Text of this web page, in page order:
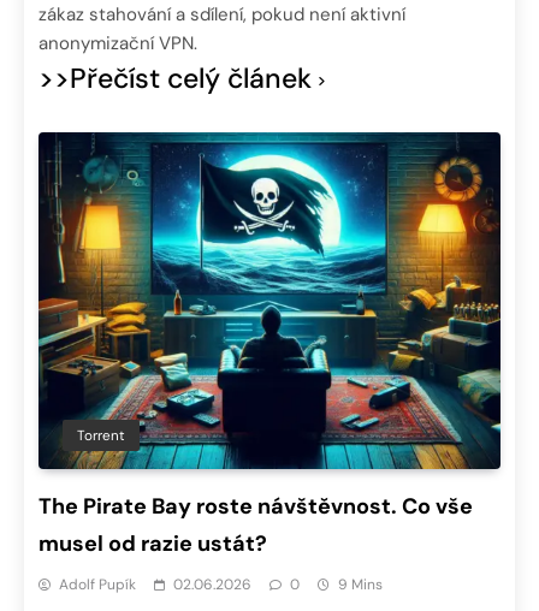
zákaz stahování a sdílení, pokud není aktivní
anonymizační VPN.
>>Přečíst celý článek
Torrent
The Pirate Bay roste návštěvnost. Co vše
musel od razie ustát?
Adolf Pupík 02.06.2026 0 9 Mins